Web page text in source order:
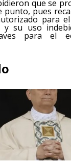
que se
punto, pues
para
y su uso
para el